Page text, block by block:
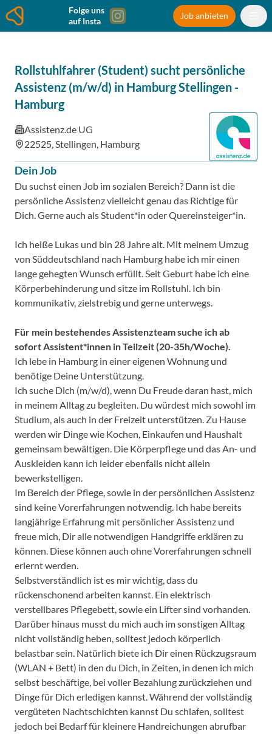
Folge uns
auf Insta
Job anbieten
Rollstuhlfahrer (Student) sucht persönliche
Assistenz (m/w/d) in Hamburg Stellingen -
Hamburg
Assistenz.de UG
22525, Stellingen, Hamburg
Dein Job
Du suchst einen Job im sozialen Bereich? Dann ist die
persönliche Assistenz vielleicht genau das Richtige für
Dich. Gerne auch als Student*in oder Quereinsteiger*in.
Ich heiße Lukas und bin 28 Jahre alt. Mit meinem Umzug
von Süddeutschland nach Hamburg habe ich mir einen
lange gehegten Wunsch erfüllt. Seit Geburt habe ich eine
Körperbehinderung und sitze im Rollstuhl. Ich bin
kommunikativ, zielstrebig und gerne unterwegs.
Für mein bestehendes Assistenzteam suche ich ab
sofort Assistent*innen in Teilzeit (20-35h/Woche).
Ich lebe in Hamburg in einer eigenen Wohnung und
benötige Deine Unterstützung.
Ich suche Dich (m/w/d), wenn Du Freude daran hast, mich
in meinem Alltag zu begleiten. Du würdest mich sowohl im
Studium, als auch in der Freizeit unterstützen. Zu Hause
werden wir Dinge wie Kochen, Einkaufen und Haushalt
gemeinsam bewältigen. Die Körperpflege und das An- und
Auskleiden kann ich leider ebenfalls nicht allein
bewerkstelligen.
Im Bereich der Pflege, sowie in der persönlichen Assistenz
sind keine Vorerfahrungen notwendig. Ich habe bereits
langjährige Erfahrung mit persönlicher Assistenz und
freue mich, Dir alle notwendigen Handgriffe erklären zu
können. Diese können auch ohne Vorerfahrungen schnell
erlernt werden.
Selbstverständlich ist es mir wichtig, dass du
rückenschonend arbeiten kannst. Ein elektrisch
verstellbares Pflegebett, sowie ein Lifter sind vorhanden.
Darüber hinaus musst du mich auch im sonstigen Alltag
nicht vollständig heben, solltest jedoch körperlich
belastbar sein. Natürlich biete ich Dir einen Rückzugsraum
(WLAN + Bett) in den du Dich, in Zeiten, in denen ich mich
selbst beschäftige, bei voller Bezahlung zurückziehen und
Dinge für Dich erledigen kannst. Während der vollständig
vergüteten Nachtschichten kannst Du schlafen, solltest
jedoch bei Bedarf für kleinere Handreichungen abrufbar